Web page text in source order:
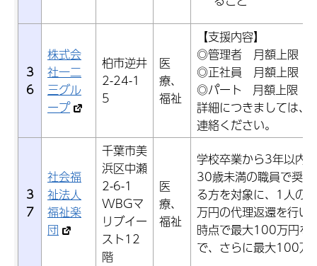
3
6
株式会
社一二
三グル
ープ
柏市逆井
2-24-1
5
医
療、
福祉
【支援内容】
◎管理者 月額上限
◎正社員 月額上限
◎パート 月額上限
詳細につきましては、
連絡ください。
3
7
社会福
祉法人
福祉楽
団
千葉市美
浜区中瀬
2-6-1
WBGマ
リブイー
スト12
階
医
療、
福祉
学校卒業から3年以内
30歳未満の職員で奨
る方を対象に、1人の
万円の代理返還を行い
時点で最大100万円を
で、さらに最大100万